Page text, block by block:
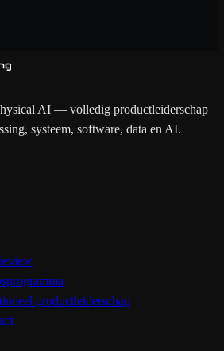
AI — volledig productleiderschap
systeem, software, data en AI.
productleiderschap